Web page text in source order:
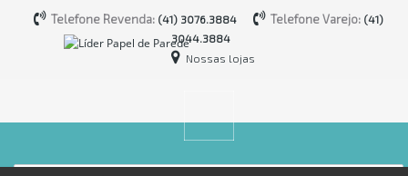
Telefone Revenda: (41) 3076.3884 Telefone Varejo: (41)
3044.3884
Nossas lojas